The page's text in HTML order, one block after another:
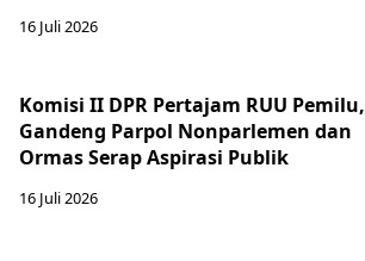
16 Juli 2026
Komisi II DPR Pertajam RUU Pemilu,
Gandeng Parpol Nonparlemen dan
Ormas Serap Aspirasi Publik
16 Juli 2026